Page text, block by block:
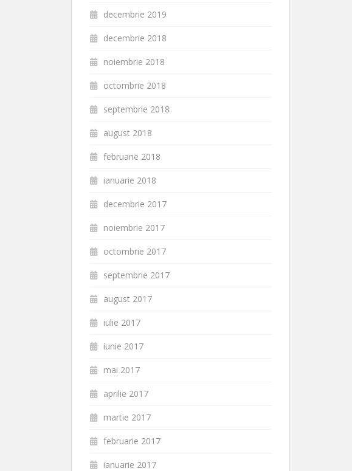
decembrie 2019
decembrie 2018
noiembrie 2018
octombrie 2018
septembrie 2018
august 2018
februarie 2018
ianuarie 2018
decembrie 2017
noiembrie 2017
octombrie 2017
septembrie 2017
august 2017
iulie 2017
iunie 2017
mai 2017
aprilie 2017
martie 2017
februarie 2017
ianuarie 2017